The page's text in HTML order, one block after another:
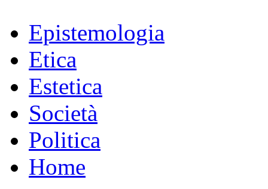
Epistemologia
Etica
Estetica
Società
Politica
Home